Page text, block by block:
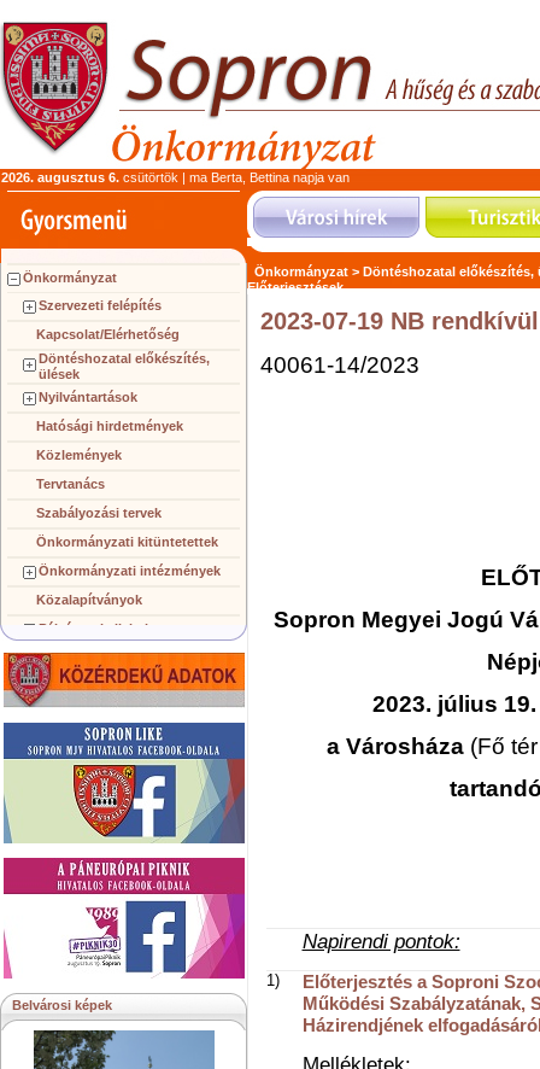
2026. augusztus 6. csütörtök | ma Berta, Bettina napja van
Önkormányzat
Szervezeti felépítés
Kapcsolat/Elérhetőség
Döntéshozatal előkészítés,
ülések
Nyilvántartások
Hatósági hirdetmények
Közlemények
Tervtanács
Szabályozási tervek
Önkormányzati kitüntetettek
Önkormányzati intézmények
Közalapítványok
Pályázatok, licitek
Koncepciók, tervezetek
Településképi követelmények
Közérdekű információk
Testvérvárosok
Belvárosi képek
Önkormányzat > Döntéshozatal előkészítés,
Előterjesztések
2023-07-19 NB
40061-14/2023
Sopron Megyei Jogú
2023. július
a Városháza (Fő
Napirendi pontok:
1)
Előterjesztés a Soproni
Működési Szabályzatának,
Házirendjének